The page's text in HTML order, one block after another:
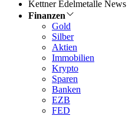
Kettner Edelmetalle News
Finanzen
Gold
Silber
Aktien
Immobilien
Krypto
Sparen
Banken
EZB
FED